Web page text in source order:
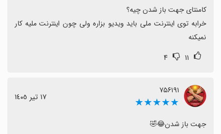
نمیکنه
۱۱ ۴
۷۵۶۱۹۱
★★★★★ ١٧ تیر ١٤٠٥
جهت باز شدن😂🤣